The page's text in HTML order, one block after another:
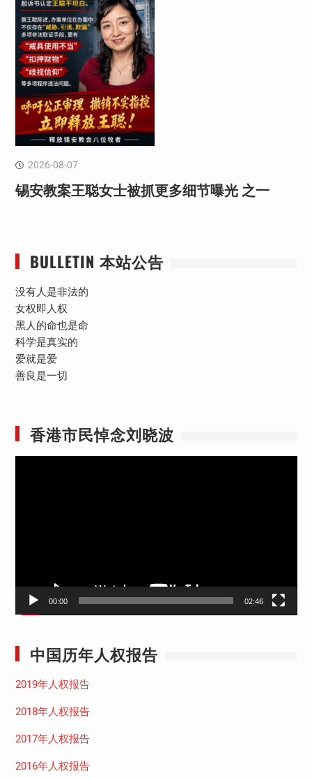
2026-08-07
锡安教案王聪女士被抓更多细节曝光 之一
BULLETIN 本站公告
没有人是非法的
女权即人权
黑人的命也是命
科学是真实的
爱就是爱
善良是一切
香港市民悼念刘晓波
00:00 02:46
中国历年人权报告
2019年人权报告
2018年人权报告
2017年人权报告
2016年人权报告